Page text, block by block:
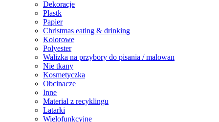
Dekoracje
Plastk
Papier
Christmas eating & drinking
Kolorowe
Polyester
Walizka na przybory do pisania / malowan
Nie tkany
Kosmetyczka
Obcinacze
Inne
Material z recyklingu
Latarki
Wielofunkcyjne